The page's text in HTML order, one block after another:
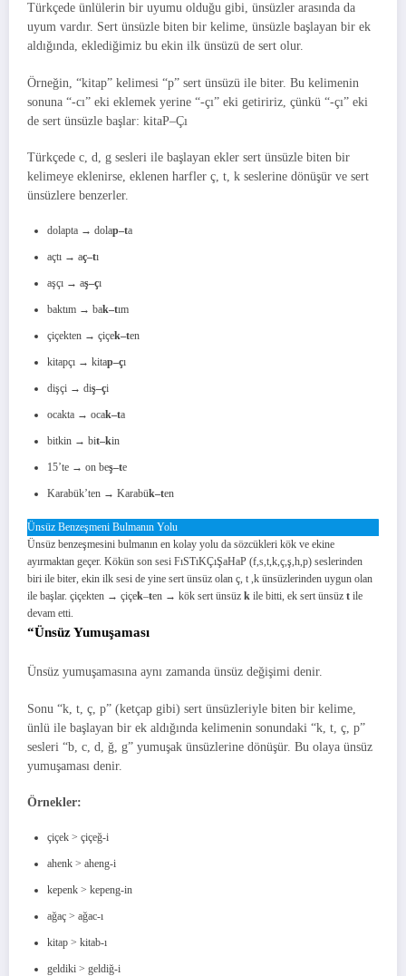
Türkçede ünlülerin bir uyumu olduğu gibi, ünsüzler arasında da
uyum vardır. Sert ünsüzle biten bir kelime, ünsüzle başlayan bir ek
aldığında, eklediğimiz bu ekin ilk ünsüzü de sert olur.
Örneğin, “kitap” kelimesi “p” sert ünsüzü ile biter. Bu kelimenin
sonuna “-cı” eki eklemek yerine “-çı” eki getiririz, çünkü “-çı” eki
de sert ünsüzle başlar: kitaP–Çı
Türkçede c, d, g sesleri ile başlayan ekler sert ünsüzle biten bir
kelimeye eklenirse, eklenen harfler ç, t, k seslerine dönüşür ve sert
ünsüzlere benzerler.
dolapta → dolap–ta
açtı → aç–tı
aşçı → aş–çı
baktım → bak–tım
çiçekten → çiçek–ten
kitapçı → kitap–çı
dişçi → diş–çi
ocakta → ocak–ta
bitkin → bit–kin
15’te → on beş–te
Karabük’ten → Karabük–ten
Ünsüz Benzeşmeni Bulmanın Yolu
Ünsüz benzeşmesini bulmanın en kolay yolu da sözcükleri kök ve ekine
ayırmaktan geçer. Kökün son sesi FıSTıKÇıŞaHaP (f,s,t,k,ç,ş,h,p) seslerinden
biri ile biter, ekin ilk sesi de yine sert ünsüz olan ç, t ,k ünsüzlerinden uygun olan
ile başlar. çiçekten → çiçek–ten → kök sert ünsüz k ile bitti, ek sert ünsüz t ile
devam etti.
“Ünsüz Yumuşaması
Ünsüz yumuşamasına aynı zamanda ünsüz değişimi denir.
Sonu “k, t, ç, p” (ketçap gibi) sert ünsüzleriyle biten bir kelime,
ünlü ile başlayan bir ek aldığında kelimenin sonundaki “k, t, ç, p”
sesleri “b, c, d, ğ, g” yumuşak ünsüzlerine dönüşür. Bu olaya ünsüz
yumuşaması denir.
Örnekler:
çiçek > çiçeğ-i
ahenk > aheng-i
kepenk > kepeng-in
ağaç > ağac-ı
kitap > kitab-ı
geldiki > geldiğ-i